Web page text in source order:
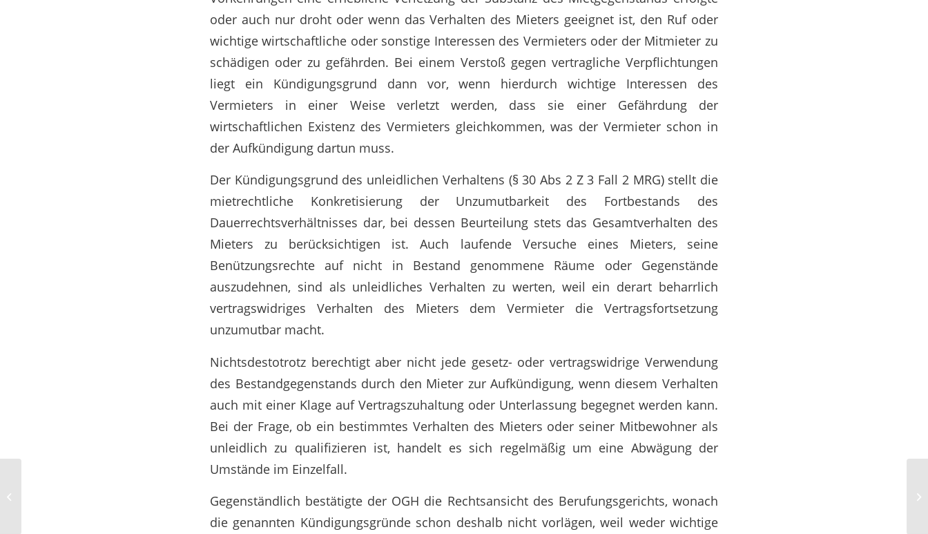
oder auch nur droht oder wenn das Verhalten des Mieters geeignet ist, den Ruf oder
wichtige wirtschaftliche oder sonstige Interessen des Vermieters oder der Mitmieter zu
schädigen oder zu gefährden. Bei einem Verstoß gegen vertragliche Verpflichtungen
liegt ein Kündigungsgrund dann vor, wenn hierdurch wichtige Interessen des
Vermieters in einer Weise verletzt werden, dass sie einer Gefährdung der
wirtschaftlichen Existenz des Vermieters gleichkommen, was der Vermieter schon in
der Aufkündigung dartun muss.
Der Kündigungsgrund des unleidlichen Verhaltens (§ 30 Abs 2 Z 3 Fall 2 MRG) stellt die
mietrechtliche Konkretisierung der Unzumutbarkeit des Fortbestands des
Dauerrechtsverhältnisses dar, bei dessen Beurteilung stets das Gesamtverhalten des
Mieters zu berücksichtigen ist. Auch laufende Versuche eines Mieters, seine
Benützungsrechte auf nicht in Bestand genommene Räume oder Gegenstände
auszudehnen, sind als unleidliches Verhalten zu werten, weil ein derart beharrlich
vertragswidriges Verhalten des Mieters dem Vermieter die Vertragsfortsetzung
unzumutbar macht.
Nichtsdestotrotz berechtigt aber nicht jede gesetz- oder vertragswidrige Verwendung
des Bestandgegenstands durch den Mieter zur Aufkündigung, wenn diesem Verhalten
auch mit einer Klage auf Vertragszuhaltung oder Unterlassung begegnet werden kann.
Bei der Frage, ob ein bestimmtes Verhalten des Mieters oder seiner Mitbewohner als
unleidlich zu qualifizieren ist, handelt es sich regelmäßig um eine Abwägung der
Umstände im Einzelfall.
Gegenständlich bestätigte der OGH die Rechtsansicht des Berufungsgerichts, wonach
die genannten Kündigungsgründe schon deshalb nicht vorlägen, weil weder wichtige